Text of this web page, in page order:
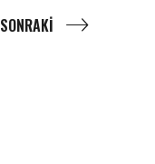
SONRAKI